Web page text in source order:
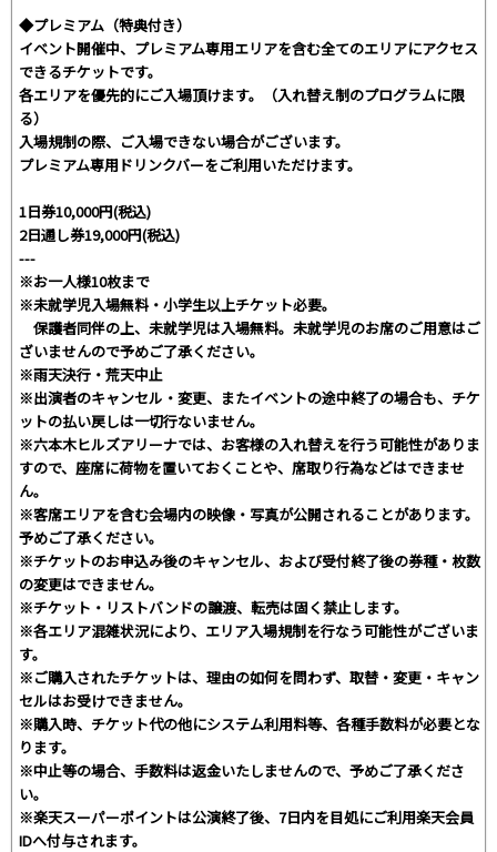
◆プレミアム（特典付き）
イベント開催中、プレミアム専用エリアを含む全てのエリアにアクセス
できるチケットです。
各エリアを優先的にご入場頂けます。（入れ替え制のプログラムに限
る）
入場規制の際、ご入場できない場合がございます。
プレミアム専用ドリンクバーをご利用いただけます。
1日券10,000円(税込)
2日通し券19,000円(税込)
---
※お一人様10枚まで
※未就学児入場無料・小学生以上チケット必要。
保護者同伴の上、未就学児は入場無料。未就学児のお席のご用意はご
ざいませんので予めご了承ください。
※雨天決行・荒天中止
※出演者のキャンセル・変更、またイベントの途中終了の場合も、チケ
ットの払い戻しは一切行ないません。
※六本木ヒルズアリーナでは、お客様の入れ替えを行う可能性がありま
すので、座席に荷物を置いておくことや、席取り行為などはできませ
ん。
※客席エリアを含む会場内の映像・写真が公開されることがあります。
予めご了承ください。
※チケットのお申込み後のキャンセル、および受付終了後の券種・枚数
の変更はできません。
※チケット・リストバンドの譲渡、転売は固く禁止します。
※各エリア混雑状況により、エリア入場規制を行なう可能性がございま
す。
※ご購入されたチケットは、理由の如何を問わず、取替・変更・キャン
セルはお受けできません。
※購入時、チケット代の他にシステム利用料等、各種手数料が必要とな
ります。
※中止等の場合、手数料は返金いたしませんので、予めご了承くださ
い。
※楽天スーパーポイントは公演終了後、7日内を目処にご利用楽天会員
IDへ付与されます。